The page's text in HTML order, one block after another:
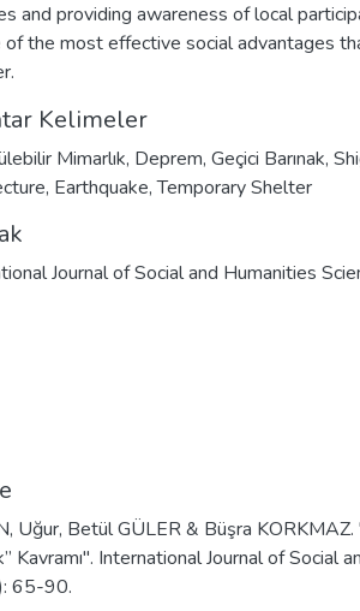
and providing awareness of local
of the most effective social advantages
Kelimeler
Mimarlık, Deprem, Geçici Barınak,
, Earthquake,Temporary Shelter
Journal of Social and Humanities
Uğur, Betül GÜLER & Büşra KORKMAZ.
Kavramı". International Journal of Social
65-90.